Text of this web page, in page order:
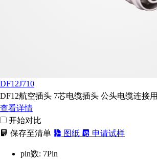
DF12J710
DF12航空插头 7芯电缆插头 公头电缆连接用
查看详情
开始对比
保存至清单
图纸 申请试样
pin数: 7Pin